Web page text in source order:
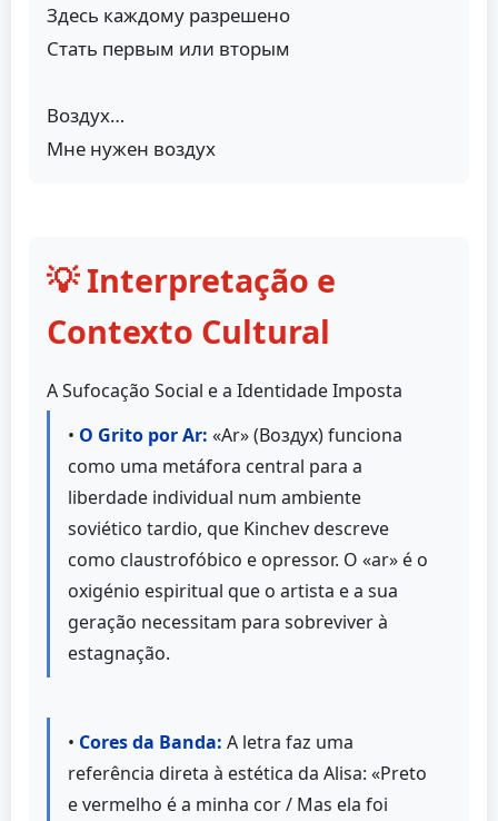
Здесь каждому разрешено
Стать первым или вторым
Воздух…
Мне нужен воздух
💡 Interpretação e
Contexto Cultural
A Sufocação Social e a Identidade Imposta
• O Grito por Ar: «Ar» (Воздух) funciona
como uma metáfora central para a
liberdade individual num ambiente
soviético tardio, que Kinchev descreve
como claustrofóbico e opressor. O «ar» é o
oxigénio espiritual que o artista e a sua
geração necessitam para sobreviver à
estagnação.
• Cores da Banda: A letra faz uma
referência direta à estética da Alisa: «Preto
e vermelho é a minha cor / Mas ela foi